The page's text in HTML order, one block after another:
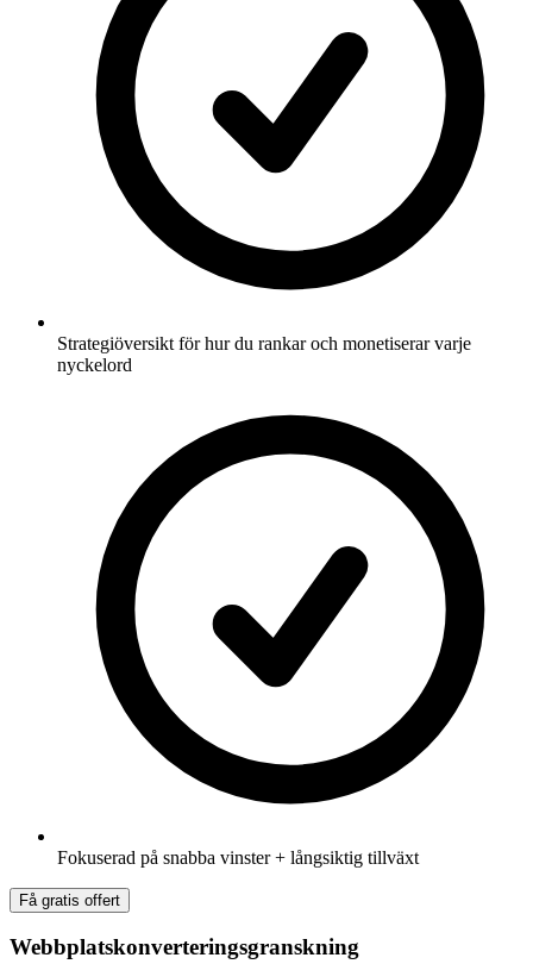
Strategiöversikt för hur du rankar och monetiserar varje
nyckelord
Fokuserad på snabba vinster + långsiktig tillväxt
Få gratis offert
Webbplatskonverteringsgranskning